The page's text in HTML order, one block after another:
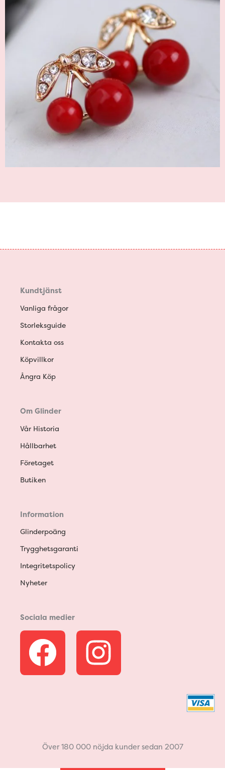
Kundtjänst
Vanliga frågor
Storleksguide
Kontakta oss
Köpvillkor
Ångra Köp
Om Glinder
Vår Historia
Hållbarhet
Företaget
Butiken
Information
Glinderpoäng
Trygghetsgaranti
Integritetspolicy
Nyheter
Sociala medier
F
a
b
I
n
a
Över 180 000 nöjda kunder sedan 2007